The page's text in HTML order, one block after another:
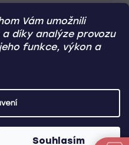
Vám umožnili
díky analýze provozu
funkce, výkon a
Souhlasím
platby:
Dobírka
AUTODOPLŇKY- Všechna